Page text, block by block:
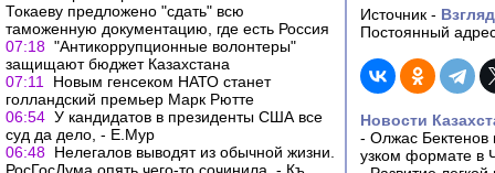
Токаеву предложено "сдать" всю
таможенную документацию, где есть Россия
07:18 "Антикоррупционные волонтеры"
защищают бюджет Казахстана
07:11
Новым генсеком НАТО станет
голландский премьер Марк Рютте
06:54 У кандидатов в президенты США все
суд да дело, - Е.Мур
06:48 Нелегалов выводят из обычной жизни.
Источник - Взгляд
Постоянный
Новости
- Олжас Бектенов
узком формате в